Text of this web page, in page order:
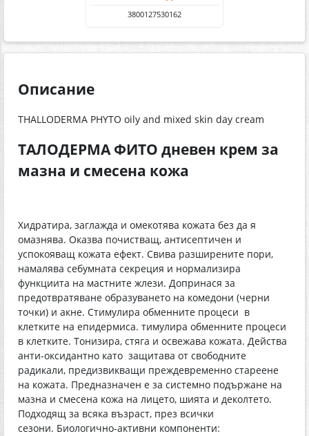
3800127530162
Описание
THALLODERMA PHYTO oily and mixed skin day cream
ТАЛОДЕРМА ФИТО дневен крем за
мазна и смесена кожа
Хидратира, заглажда и омекотява кожата без да я
омазнява. Оказва почистващ, антисептичен и
успокояващ кожата ефект. Свива разширените пори,
намалява себумната секреция и нормализира
функциита на мастните жлези. Допринася за
предотвратяване образуването на комедони (черни
точки) и акне. Стимулира обменните процеси в
клетките на епидермиса. тимулира обменните процеси
в клетките. Тонизира, стяга и освежава кожата. Действа
анти-оксидантно като защитава от свободните
радикали, предизвикващи преждевременно стареене
на кожата. Предназначен е за системно подържане на
мазна и смесена кожа на лицето, шията и деколтето.
Подходящ за всяка възраст, през всички
сезони. Биологично-активни компоненти: